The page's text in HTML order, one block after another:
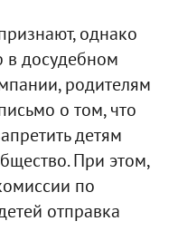
однако
в досудебном
родителям
о том, что
детям
При этом,
по
отправка